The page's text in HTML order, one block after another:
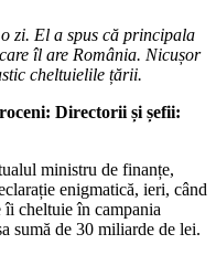
zi. El a spus că principala
îl are România. Nicușor
cheltuielile țării.
Directorii și șefii:
ministru de finanțe,
enigmatică, ieri, când
îi cheltuie în campania
sumă de 30 miliarde de lei.